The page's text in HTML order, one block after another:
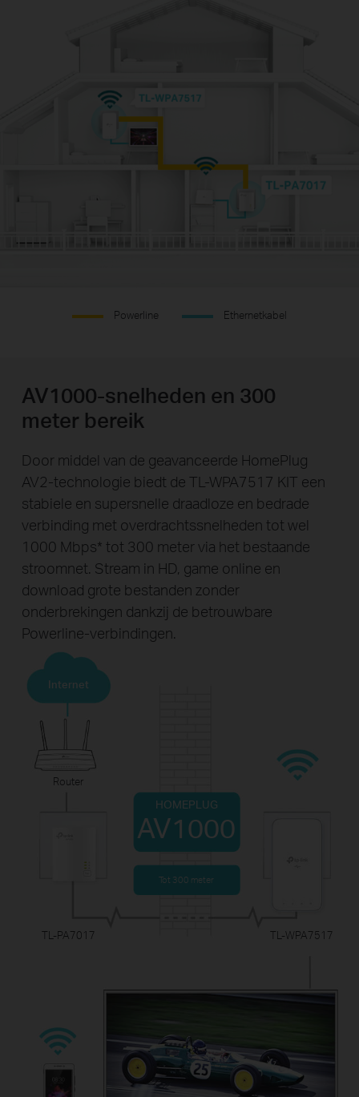
Powerline Ethernetkabel
AV1000-snelheden en 300
meter bereik
Door middel van de geavanceerde HomePlug
AV2-technologie biedt de TL-WPA7517 KIT een
stabiele en supersnelle draadloze en bedrade
verbinding met overdrachtssnelheden tot wel
1000 Mbps* tot 300 meter via het bestaande
stroomnet. Stream in HD, game online en
download grote bestanden zonder
onderbrekingen dankzij de betrouwbare
Powerline-verbindingen.
Internet
Router
TL-PA7017 TL-WPA7517
HOMEPLUG
AV1000
Tot 300 meter